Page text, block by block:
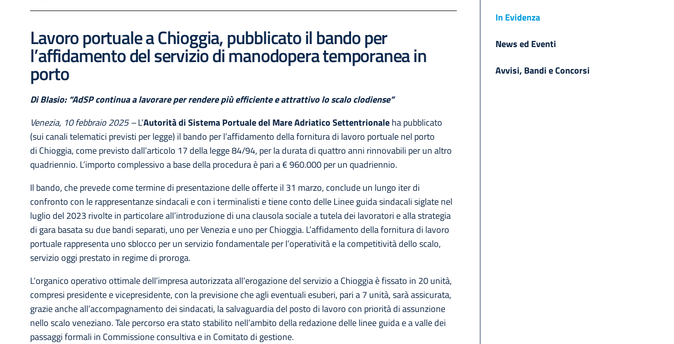
Lavoro portuale a Chioggia, pubblicato il bando per
l’affidamento del servizio di manodopera temporanea in
porto
Di Blasio: “AdSP continua a lavorare per rendere più efficiente e attrattivo lo scalo clodiense”
Venezia, 10 febbraio 2025 –L’Autorità di Sistema Portuale del Mare Adriatico Settentrionaleha pubblicato
(sui canali telematici previsti per legge) il bando per l’affidamento della fornitura di lavoro portuale nel porto
di Chioggia, come previsto dall’articolo 17 della legge 84/94, per la durata di quattro anni rinnovabili per un altro
quadriennio. L’importo complessivo a base della procedura è pari a € 960.000 per un quadriennio.
Il bando, che prevede come termine di presentazione delle offerte il 31 marzo, conclude un lungo iter di
confronto con le rappresentanze sindacali e con i terminalisti e tiene conto delle Linee guida sindacali siglate nel
luglio del 2023 rivolte in particolare all’introduzione di una clausola sociale a tutela dei lavoratori e alla strategia
di gara basata su due bandi separati, uno per Venezia e uno per Chioggia. L’affidamento della fornitura di lavoro
portuale rappresenta uno sblocco per un servizio fondamentale per l’operatività e la competitività dello scalo,
servizio oggi prestato in regime di proroga.
L’organico operativo ottimale dell’impresa autorizzata all’erogazione del servizio a Chioggia è fissato in 20 unità,
compresi presidente e vicepresidente, con la previsione che agli eventuali esuberi, pari a 7 unità, sarà assicurata,
grazie anche all’accompagnamento dei sindacati, la salvaguardia del posto di lavoro con priorità di assunzione
nello scalo veneziano. Tale percorso era stato stabilito nell’ambito della redazione delle linee guida e a valle dei
passaggi formali in Commissione consultiva e in Comitato di gestione.
In Evidenza
News ed Eventi
Avvisi, Bandi e Concorsi